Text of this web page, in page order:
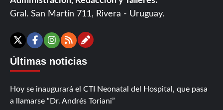
Gral. San Martín 711, Rivera - Uruguay.
X Facebook
Instagram
RSSContáctanos
Últimas noticias
Hoy se inaugurará el CTI Neonatal del Hospital, que pasa
a llamarse “Dr. Andrés Toriani”